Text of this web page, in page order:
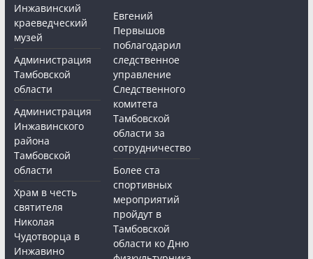
Инжавинский
краеведческий
музей
Администрация
Тамбовской
области
Администрация
Инжавинского
района
Тамбовской
области
Храм в честь
святителя
Николая
Чудотворца в
Инжавино
Евгений
Первышов
поблагодарил
следственное
управление
Следственного
комитета
Тамбовской
области за
сотрудничество
Более ста
спортивных
мероприятий
пройдут в
Тамбовской
области ко Дню